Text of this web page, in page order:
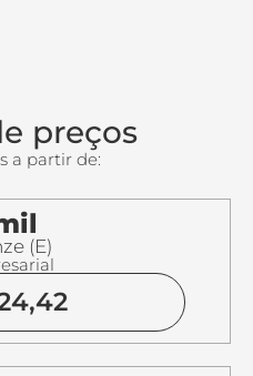
preços
a partir de:
(E)